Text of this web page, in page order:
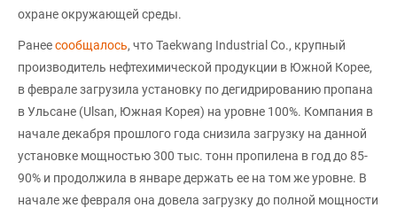
охране окружающей среды.
Ранеесообщалось, что Taekwang Industrial Co., крупный
производитель нефтехимической продукции в Южной Корее,
в феврале загрузила установку по дегидрированию пропана
в Ульсане (Ulsan, Южная Корея) на уровне 100%. Компания в
начале декабря прошлого года снизила загрузку на данной
установке мощностью 300 тыс. тонн пропилена в год до 85-
90% и продолжила в январе держать ее на том же уровне. В
начале же февраля она довела загрузку до полной мощности